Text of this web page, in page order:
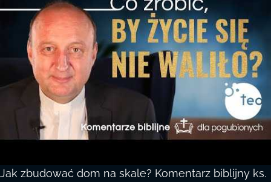
Jak zbudować dom na skale? Komentarz biblijny ks.